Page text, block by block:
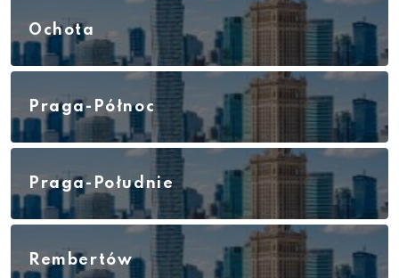
Ochota
Praga-Północ
Praga-Południe
Rembertów